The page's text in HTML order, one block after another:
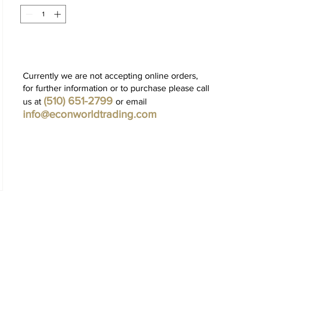
Currently we are not accepting online orders,
for further information or to purchase please call
us at (510) 651-2799 or email
info@econworldtrading.com